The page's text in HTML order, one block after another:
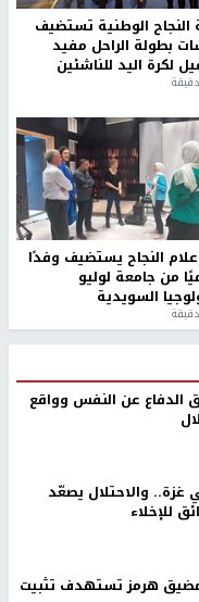
النجاح الوطنية تستضيف
بطولة الراحل مفيد
لكرة اليد للناشئين
النجاح يستضيف وفدًا
من جامعة لوليو
السويدية
الدفاع عن النفس وواقع
والاحتلال يصعّد
للإخلاء
مضيق هرمز تستهدف تثبيت